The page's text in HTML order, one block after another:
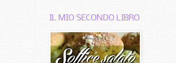
IL MIO SECONDO LIBRO